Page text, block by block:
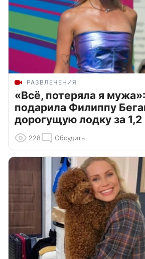
РАЗВЛЕЧЕНИЯ
«Всё, потеряла я
подарила Филиппу
дорогущую лодку за
228 Обсудить